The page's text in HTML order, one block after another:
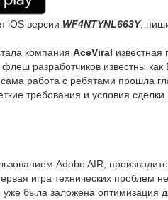
iOS версии WF4NTYNL663Y,
компания AceViral известная
разработчиков известны как
сама работа с ребятами прошла
требования и условия сделки.
Adobe AIR,
игра технических проблем
уже была заложена оптимизация